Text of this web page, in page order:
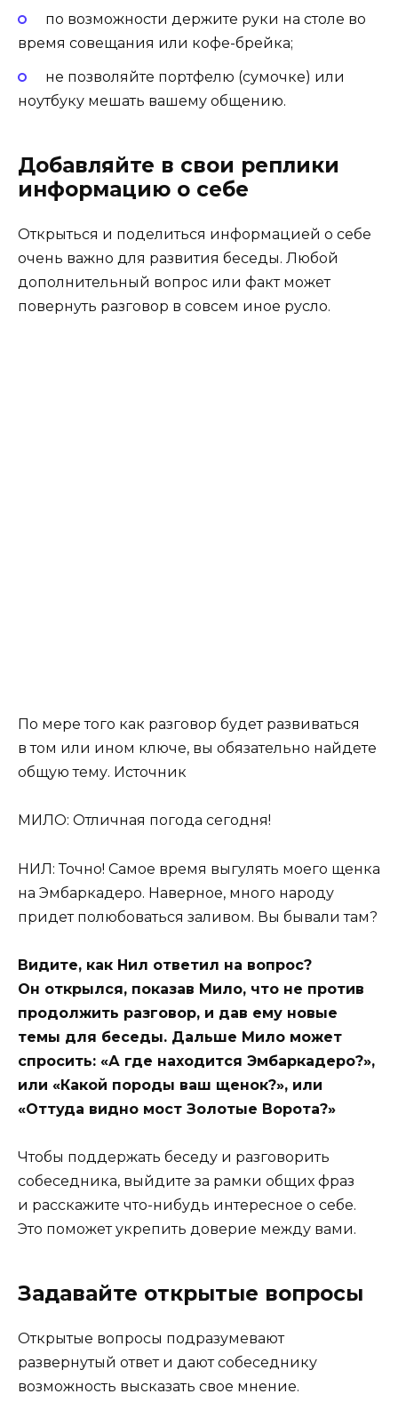
по возможности держите руки на столе во
время совещания или кофе-брейка;
не позволяйте портфелю (сумочке) или
ноутбуку мешать вашему общению.
Добавляйте в свои реплики
информацию о себе
Открыться и поделиться информацией о себе
очень важно для развития беседы. Любой
дополнительный вопрос или факт может
повернуть разговор в совсем иное русло.
По мере того как разговор будет развиваться
в том или ином ключе, вы обязательно найдете
общую тему. Источник
МИЛО: Отличная погода сегодня!
НИЛ: Точно! Самое время выгулять моего щенка
на Эмбаркадеро. Наверное, много народу
придет полюбоваться заливом. Вы бывали там?
Видите, как Нил ответил на вопрос?
Он открылся, показав Мило, что не против
продолжить разговор, и дав ему новые
темы для беседы. Дальше Мило может
спросить: «А где находится Эмбаркадеро?»,
или «Какой породы ваш щенок?», или
«Оттуда видно мост Золотые Ворота?»
Чтобы поддержать беседу и разговорить
собеседника, выйдите за рамки общих фраз
и расскажите что-нибудь интересное о себе.
Это поможет укрепить доверие между вами.
Задавайте открытые вопросы
Открытые вопросы подразумевают
развернутый ответ и дают собеседнику
возможность высказать свое мнение.